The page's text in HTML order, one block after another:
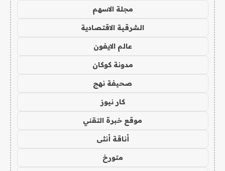
مجلة الاسهم
الشرقية الاقتصادية
عالم الايفون
مدونة كوكان
صحيفة نهج
كار نيوز
موقع خبرة التقني
أناقة أنثى
متورخ